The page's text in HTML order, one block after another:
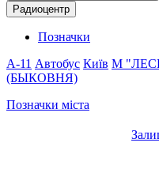
Радиоцентр
Позначки
A-11 Автобус Київ М
(БЫКОВНЯ)
Позначки міста